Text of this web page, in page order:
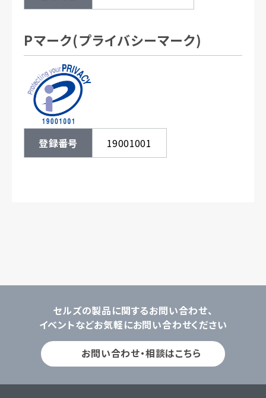
Pマーク(プライバシーマーク)
登録番号 19001001
セルズの製品に関するお問い合わせ、
イベントなどお気軽にお問い合わせください
お問い合わせ・相談はこちら